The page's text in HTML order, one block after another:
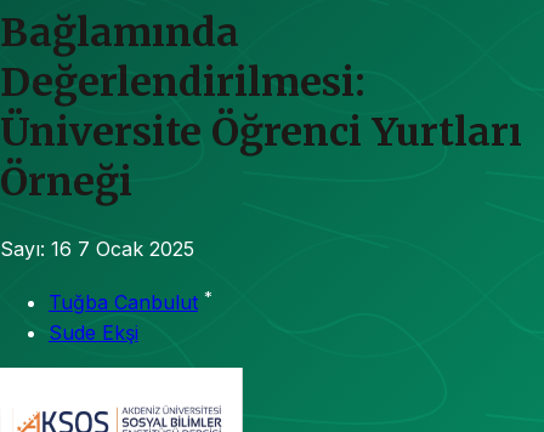
Bağlamında
Değerlendirilmesi:
Üniversite Öğrenci Yurtları
Örneği
Sayı: 16 7 Ocak 2025
Tuğba Canbulut *
Sude Ekşi